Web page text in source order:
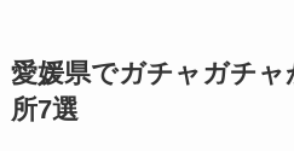
愛媛県でガチャガチ
所7選